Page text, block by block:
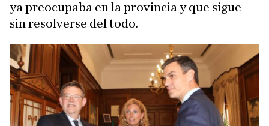
ya preocupaba en la provincia y que sigue
sin resolverse del todo.